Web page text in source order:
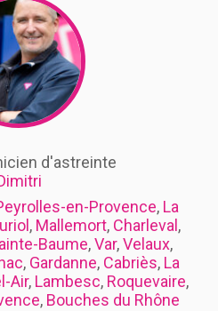
d'astreinte
en-Provence, La
, Mallemort, Charleval ,
Baume,Var,Velaux,
, Gardanne, Cabriès, La
Air, Lambesc, Roquevaire,
, Bouches du Rhône